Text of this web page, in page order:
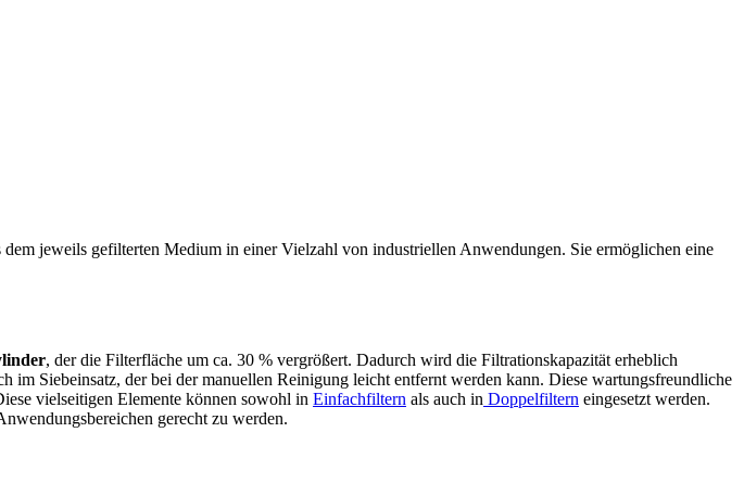
jeweils gefilterten Medium in einer Vielzahl von industriellen Anwendungen. Sie ermöglichen eine
, der die Filterfläche um ca. 30 % vergrößert. Dadurch wird die Filtrationskapazität erheblich
im Siebeinsatz, der bei der manuellen Reinigung leicht entfernt werden kann. Diese wartungsfreundliche
vielseitigen Elemente können sowohl in Einfachfiltern als auch in Doppelfiltern eingesetzt werden.
gerecht zu werden.